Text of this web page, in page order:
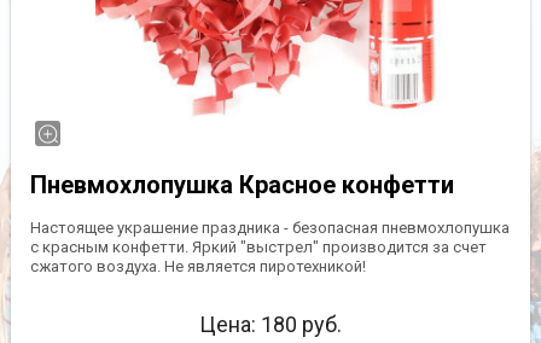
Пневмохлопушка Красное конфетти
Настоящее украшение праздника - безопасная пневмохлопушка
с красным конфетти. Яркий "выстрел" производится за счет
сжатого воздуха. Не является пиротехникой!
Цена: 180 руб.